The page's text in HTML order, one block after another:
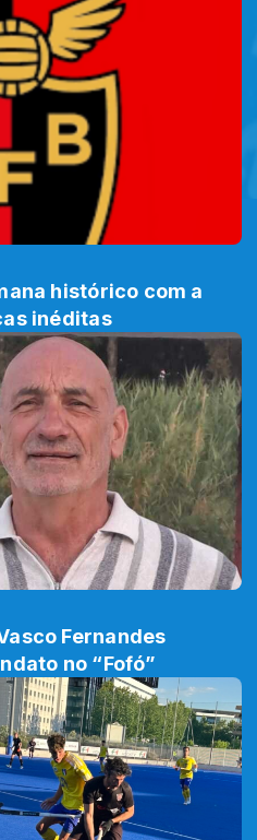
histórico com a
inéditas
Fernandes
no “Fofó”